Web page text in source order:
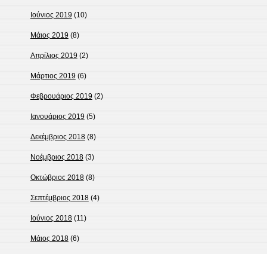
Ιούνιος 2019 (10)
Μάιος 2019(8)
Απρίλιος 2019 (2)
Μάρτιος 2019(6)
Φεβρουάριος 2019 (2)
Ιανουάριος 2019 (5)
Δεκέμβριος 2018(8)
Νοέμβριος 2018(3)
Οκτώβριος 2018(8)
Σεπτέμβριος 2018(4)
Ιούνιος 2018(11)
Μάιος 2018(6)